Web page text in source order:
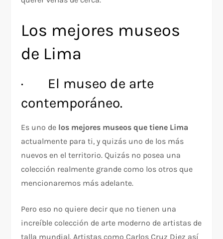
Los mejores museos
de Lima
· El museo de arte
contemporáneo.
Es uno de los mejores museos que tiene Lima
actualmente para ti, y quizás uno de los más
nuevos en el territorio. Quizás no posea una
colección realmente grande como los otros que
mencionaremos más adelante.
Pero eso no quiere decir que no tienen una
increíble colección de arte moderno de artistas de
talla mundial. Artistas como Carlos Cruz Diez así